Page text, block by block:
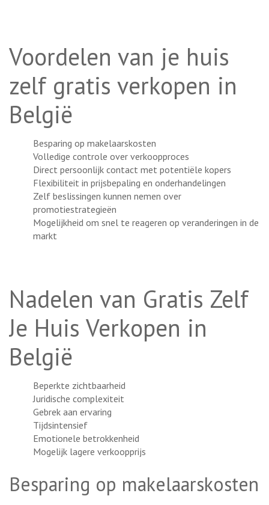
Voordelen van je huis
zelf gratis verkopen in
België
Besparing op makelaarskosten
Volledige controle over verkoopproces
Direct persoonlijk contact met potentiële kopers
Flexibiliteit in prijsbepaling en onderhandelingen
Zelf beslissingen kunnen nemen over
promotiestrategieën
Mogelijkheid om snel te reageren op veranderingen in de
markt
Nadelen van Gratis Zelf
Je Huis Verkopen in
België
Beperkte zichtbaarheid
Juridische complexiteit
Gebrek aan ervaring
Tijdsintensief
Emotionele betrokkenheid
Mogelijk lagere verkoopprijs
Besparing op makelaarskosten